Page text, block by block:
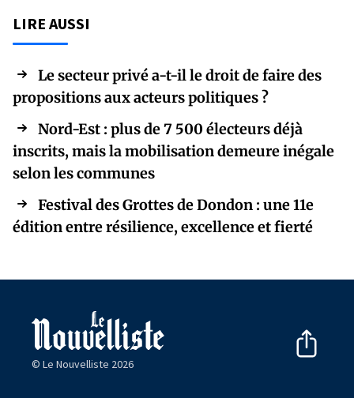
LIRE AUSSI
Le secteur privé a-t-il le droit de faire des
propositions aux acteurs politiques ?
Nord-Est : plus de 7 500 électeurs déjà
inscrits, mais la mobilisation demeure inégale
selon les communes
Festival des Grottes de Dondon : une 11e
édition entre résilience, excellence et fierté
© Le Nouvelliste 2026